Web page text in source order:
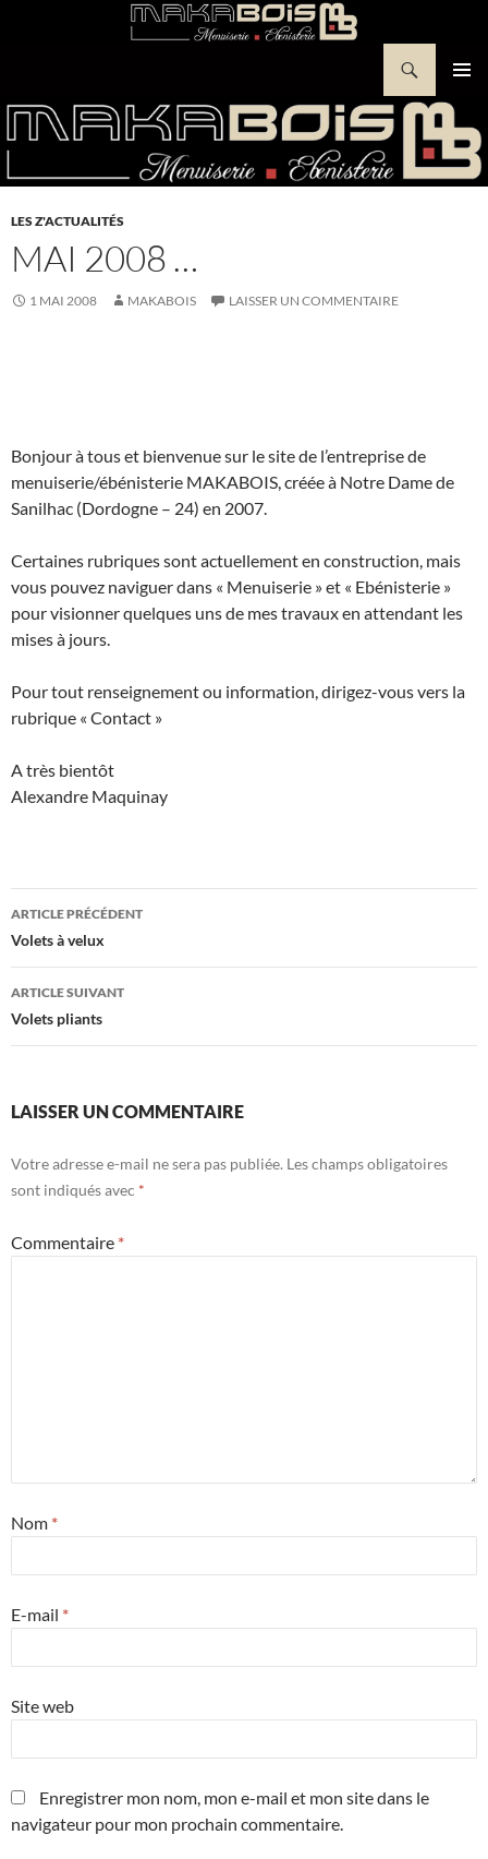
MENU
LES Z'ACTUALITÉS
MAI 2008 …
1 MAI 2008 MAKABOIS LAISSER UN COMMENTAIRE
Bonjour à tous et bienvenue sur le site de l’entreprise de
menuiserie/ébénisterie MAKABOIS, créée à Notre Dame de
Sanilhac (Dordogne – 24) en 2007.
Certaines rubriques sont actuellement en construction, mais
vous pouvez naviguer dans « Menuiserie » et « Ebénisterie »
pour visionner quelques uns de mes travaux en attendant les
mises à jours.
Pour tout renseignement ou information, dirigez-vous vers la
rubrique « Contact »
A très bientôt
Alexandre Maquinay
Navigation
des
articles
ARTICLE PRÉCÉDENT
Volets à velux
ARTICLE SUIVANT
Volets pliants
LAISSER UN COMMENTAIRE
Votre adresse e-mail ne sera pas publiée. Les champs obligatoires
sont indiqués avec *
Commentaire *
Nom *
E-mail *
Site web
Enregistrer mon nom, mon e-mail et mon site dans le
navigateur pour mon prochain commentaire.